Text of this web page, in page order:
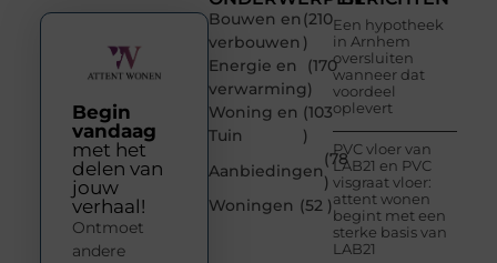
Bouwen en
verbouwen
(210
)
Energie en
verwarming
(170
)
Woning en
Tuin
(103
)
Aanbiedingen
(78
)
Woningen (52 )
Een hypotheek
in Arnhem
oversluiten
wanneer dat
voordeel
oplevert
PVC vloer van
LAB21 en PVC
visgraat vloer:
attent wonen
begint met een
sterke basis van
LAB21
Begin
vandaag
met het
delen van
jouw
verhaal!
Ontmoet
andere